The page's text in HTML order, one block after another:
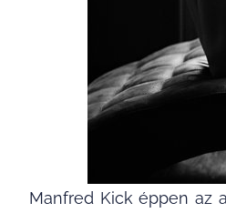
Manfred Kick éppen az